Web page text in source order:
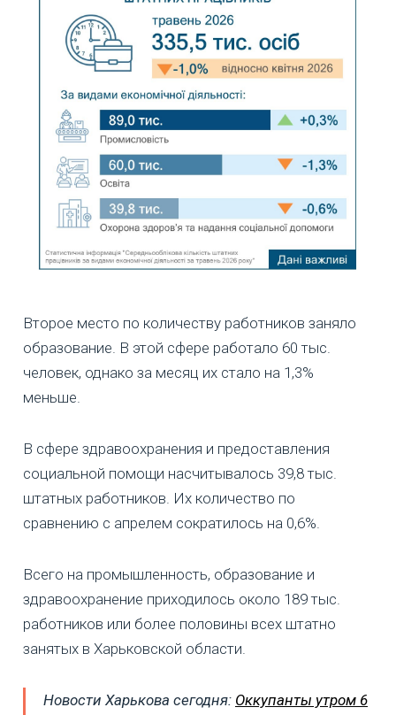
Второе место по количеству работников заняло
образование. В этой сфере работало 60 тыс.
человек, однако за месяц их стало на 1,3%
меньше.
В сфере здравоохранения и предоставления
социальной помощи насчитывалось 39,8 тыс.
штатных работников. Их количество по
сравнению с апрелем сократилось на 0,6%.
Всего на промышленность, образование и
здравоохранение приходилось около 189 тыс.
работников или более половины всех штатно
занятых в Харьковской области.
Новости Харькова сегодня: Оккупанты утром 6